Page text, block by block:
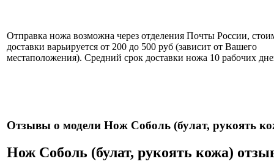
Отправка ножа возможна через отделения Почты России,
доставки варьируется от 200 до 500 руб (зависит от Вашего
местаположения). Средний срок доставки ножа 10 рабочих
Отзывы о модели Нож Соболь (булат, рукоять
Нож Соболь (булат, рукоять кожа)